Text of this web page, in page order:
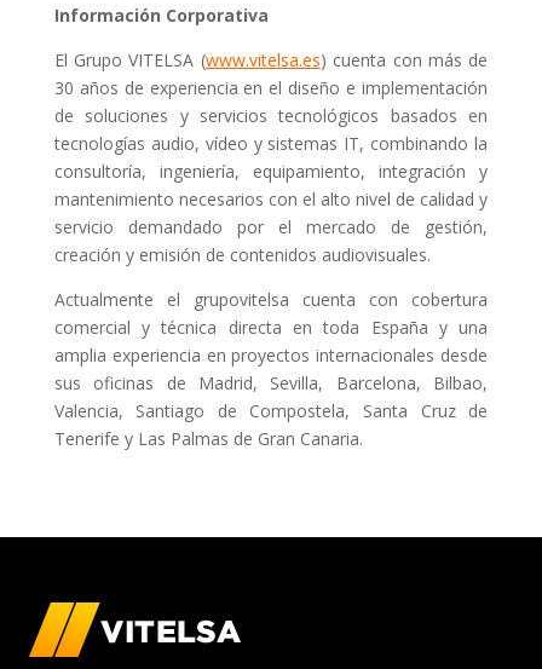
Información Corporativa
El Grupo VITELSA (www.vitelsa.es) cuenta con más de
30 años de experiencia en el diseño e implementación
de soluciones y servicios tecnológicos basados en
tecnologías audio, vídeo y sistemas IT, combinando la
consultoría, ingeniería, equipamiento, integración y
mantenimiento necesarios con el alto nivel de calidad y
servicio demandado por el mercado de gestión,
creación y emisión de contenidos audiovisuales.
Actualmente el grupovitelsa cuenta con cobertura
comercial y técnica directa en toda España y una
amplia experiencia en proyectos internacionales desde
sus oficinas de Madrid, Sevilla, Barcelona, Bilbao,
Valencia, Santiago de Compostela, Santa Cruz de
Tenerife y Las Palmas de Gran Canaria.